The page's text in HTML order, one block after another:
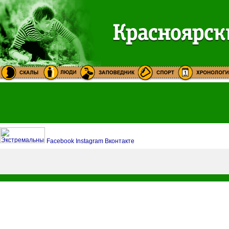
Facebook Instagram Вконтакте